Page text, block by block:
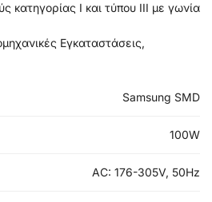
κατηγορίας I και τύπου III με γωνία
Εγκαταστάσεις,
Samsung SMD
100W
AC: 176-305V, 50Hz